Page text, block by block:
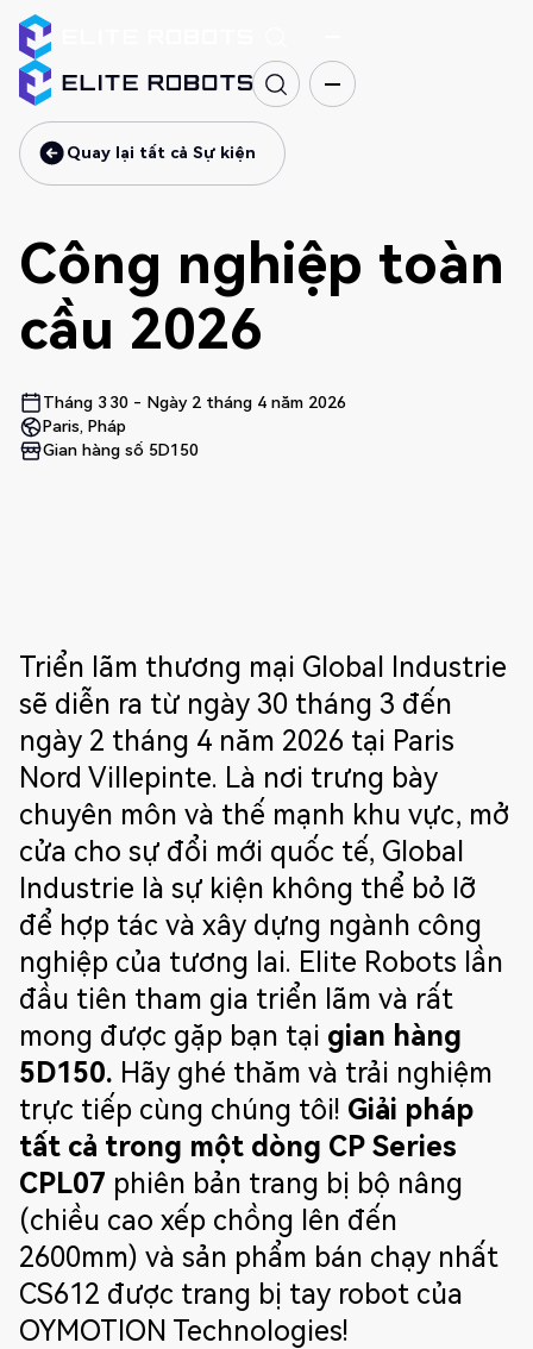
Quay lại tất cả Sự kiện
Quay lại tất cả Sự kiện
Công nghiệp toàn
cầu 2026
Tháng 3 30 - Ngày 2 tháng 4 năm 2026
Paris, Pháp
Gian hàng số 5D150
Triển lãm thương mại Global Industrie
sẽ diễn ra từ ngày 30 tháng 3 đến
ngày 2 tháng 4 năm 2026 tại Paris
Nord Villepinte. Là nơi trưng bày
chuyên môn và thế mạnh khu vực, mở
cửa cho sự đổi mới quốc tế, Global
Industrie là sự kiện không thể bỏ lỡ
để hợp tác và xây dựng ngành công
nghiệp của tương lai. Elite Robots lần
đầu tiên tham gia triển lãm và rất
mong được gặp bạn tại gian hàng
5D150. Hãy ghé thăm và trải nghiệm
trực tiếp cùng chúng tôi! Giải pháp
tất cả trong một dòng CP Series
CPL07 phiên bản trang bị bộ nâng
(chiều cao xếp chồng lên đến
2600mm) và sản phẩm bán chạy nhất
CS612 được trang bị tay robot của
OYMOTION Technologies!